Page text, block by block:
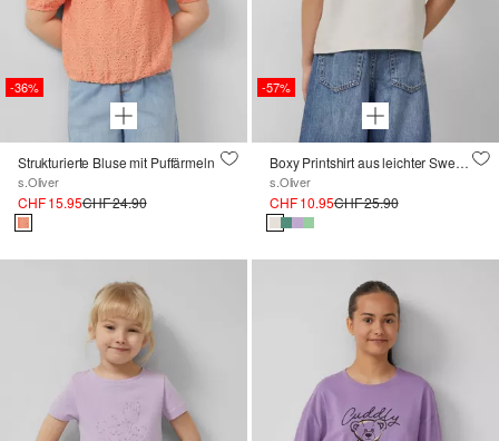
-36%
Strukturierte Bluse mit Puffärmeln
s.Oliver
CHF 15.95CHF 24.90
-57%
Boxy Printshirt aus leichter Sweatware
s.Oliver
CHF 10.95CHF 25.90